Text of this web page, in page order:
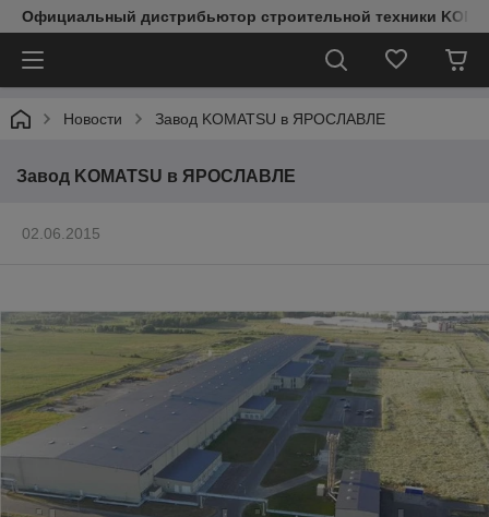
Официальный дистрибьютор строительной техники
Новости Завод KOMATSU в ЯРОСЛАВЛЕ
Завод KOMATSU в ЯРОСЛАВЛЕ
02.06.2015